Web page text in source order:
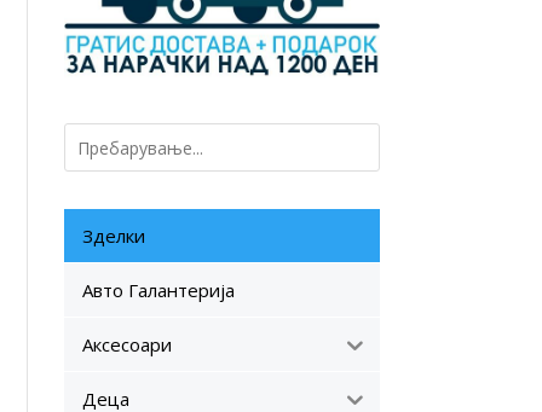
Зделки
Авто Галантерија
Аксесоари
Деца